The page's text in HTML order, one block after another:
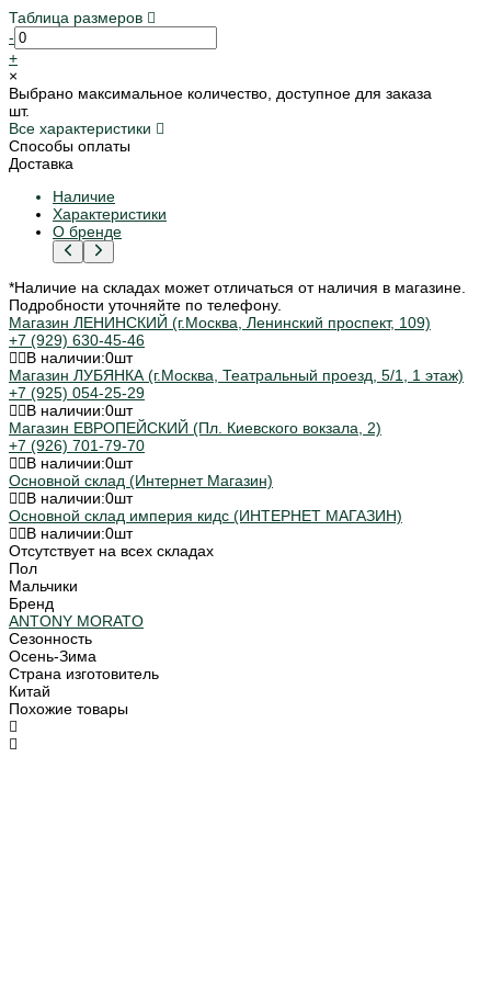
Таблица размеров
-
+
×
Выбрано максимальное количество, доступное для заказа
шт.
Все характеристики
Способы оплаты
Доставка
Наличие
Характеристики
О бренде
*Наличие на складах может отличаться от наличия в магазине.
Подробности уточняйте по телефону.
Магазин ЛЕНИНСКИЙ (г.Москва, Ленинский проспект, 109)
+7 (929) 630-45-46
В наличии:0шт
Магазин ЛУБЯНКА (г.Москва, Театральный проезд, 5/1, 1 этаж)
+7 (925) 054-25-29
В наличии:0шт
Магазин ЕВРОПЕЙСКИЙ (Пл. Киевского вокзала, 2)
+7 (926) 701-79-70
В наличии:0шт
Основной склад (Интернет Магазин)
В наличии:0шт
Основной склад империя кидс (ИНТЕРНЕТ МАГАЗИН)
В наличии:0шт
Отсутствует на всех складах
Пол
Мальчики
Бренд
ANTONY MORATO
Сезонность
Осень-Зима
Страна изготовитель
Китай
Похожие товары